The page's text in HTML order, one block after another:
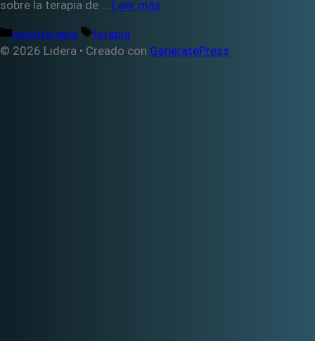
sobre la terapia de … Leer más
Categorías
psicoterapia Etiquetas
terapia
© 2026 Lidera • Creado con GeneratePress